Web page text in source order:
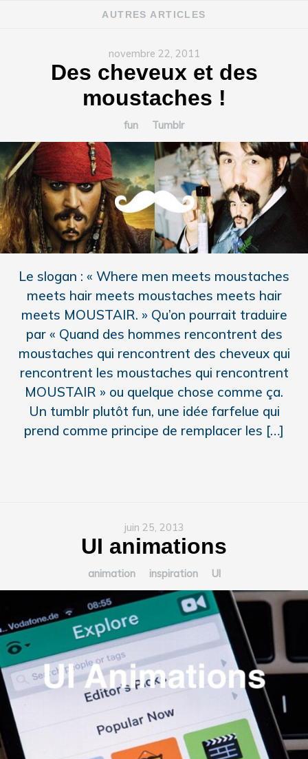
AUTRES ARTICLES
novembre 22, 2011
Des cheveux et des
moustaches !
fun Tumblr
Le slogan : « Where men meets moustaches
meets hair meets moustaches meets hair
meets MOUSTAIR. » Qu’on pourrait traduire
par « Quand des hommes rencontrent des
moustaches qui rencontrent des cheveux qui
rencontrent les moustaches qui rencontrent
MOUSTAIR » ou quelque chose comme ça.
Un tumblr plutôt fun, une idée farfelue qui
prend comme principe de remplacer les […]
juin 25, 2013
UI animations
animation inspiration UI